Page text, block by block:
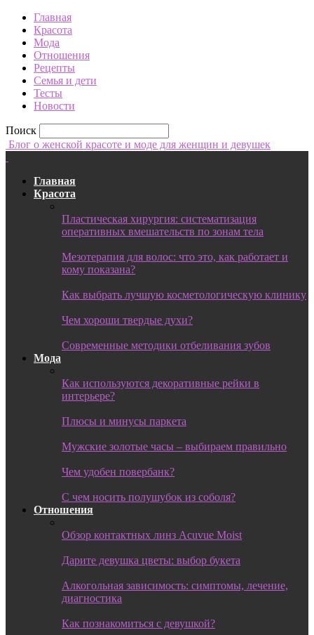
Главная
Красота
Мода
Отношения
Рецепты
Семья и дети
Тесты
Новости
Поиск
Блог о женской красоте и моде для женщин и девушек
Главная
Красота
Пластическая хирургия: систематизация
оперативных вмешательств по зонам тела
Мезотерапия для волос: что это, как работает и
кому показана?
Как выбрать лучшую косметологическую клинику
Чем хороши твердые духи?
Современные методики отбеливания зубов
Мода
Как используются декоративные рейки в
интерьере?
Плюсы и минусы паркета
Мужские золотые часы – выбираем правильно
Чем удобен повербанк?
С чем носить полушубок из соболя?
Отношения
Обзор контактных линз Acuvue Moist
Дарите девушка цветы: выбор букета
Алкогольная зависимость: симптомы, лечение,
диагностика
Как познакомиться с девушкой?